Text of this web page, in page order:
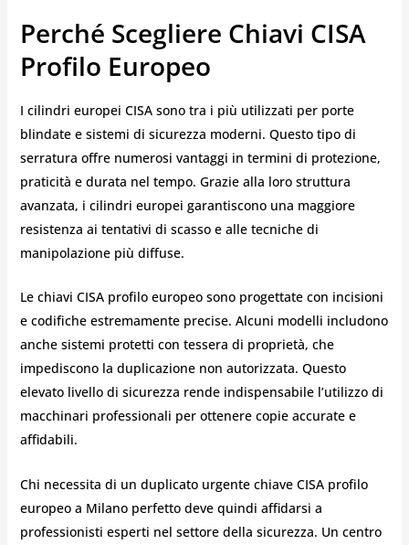
Perché Scegliere Chiavi CISA
Profilo Europeo
I cilindri europei CISA sono tra i più utilizzati per porte
blindate e sistemi di sicurezza moderni. Questo tipo di
serratura offre numerosi vantaggi in termini di protezione,
praticità e durata nel tempo. Grazie alla loro struttura
avanzata, i cilindri europei garantiscono una maggiore
resistenza ai tentativi di scasso e alle tecniche di
manipolazione più diffuse.
Le chiavi CISA profilo europeo sono progettate con incisioni
e codifiche estremamente precise. Alcuni modelli includono
anche sistemi protetti con tessera di proprietà, che
impediscono la duplicazione non autorizzata. Questo
elevato livello di sicurezza rende indispensabile l’utilizzo di
macchinari professionali per ottenere copie accurate e
affidabili.
Chi necessita di un duplicato urgente chiave CISA profilo
europeo a Milano perfetto deve quindi affidarsi a
professionisti esperti nel settore della sicurezza. Un centro